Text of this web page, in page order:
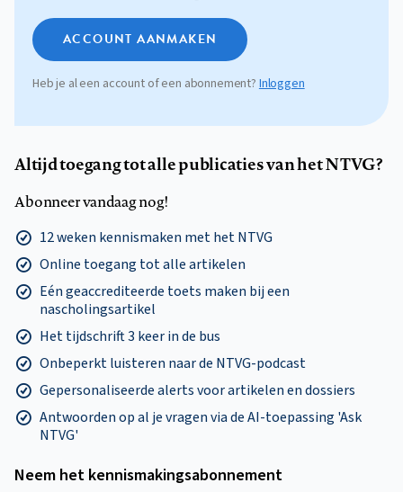
ACCOUNT AANMAKEN
Heb je al een account of een abonnement? Inloggen
Altijd toegang tot alle publicaties van het NTVG?
Abonneer vandaag nog!
12 weken kennismaken met het NTVG
Online toegang tot alle artikelen
Eén geaccrediteerde toets maken bij een
nascholingsartikel
Het tijdschrift 3 keer in de bus
Onbeperkt luisteren naar de NTVG-podcast
Gepersonaliseerde alerts voor artikelen en dossiers
Antwoorden op al je vragen via de AI-toepassing 'Ask
NTVG'
Neem het kennismakings­abonnement